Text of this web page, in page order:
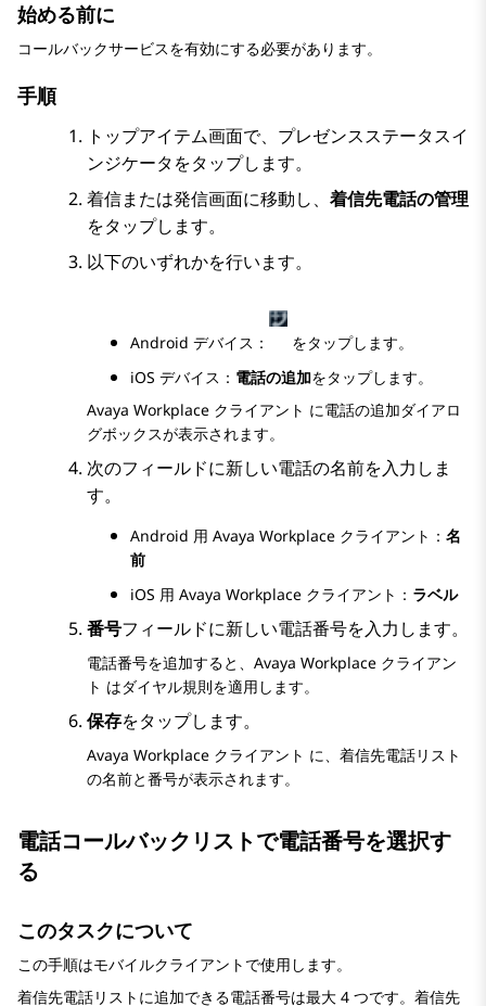
始める前に
コールバックサービスを有効にする必要があります。
手順
トップアイテム画面で、プレゼンスステータスイ
ンジケータをタップします。
着信または発信画面に移動し、 着信先電話の管理
をタップします。
以下のいずれかを行います。
Android デバイス：
をタップします。
iOS デバイス： 電話の追加をタップします。
Avaya Workplace クライアント に電話の追加ダイアロ
グボックスが表示されます。
次のフィールドに新しい電話の名前を入力しま
す。
Android 用 Avaya Workplace クライアント ： 名
前
iOS 用 Avaya Workplace クライアント ： ラベル
番号フィールドに新しい電話番号を入力します。
電話番号を追加すると、 Avaya Workplace クライアン
ト はダイヤル規則を適用します。
保存をタップします。
Avaya Workplace クライアント に、着信先電話リスト
の名前と番号が表示されます。
電話コールバックリストで電話番号を選択す
る
このタスクについて
この手順はモバイルクライアントで使用します。
着信先電話リストに追加できる電話番号は最大 4 つです。着信先